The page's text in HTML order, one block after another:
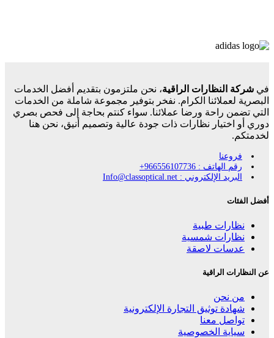
في شركة النظارات الراقية، نحن ملتزمون بتقديم أفضل الخدمات
البصرية لعملائنا الكرام. نفخر بتوفير مجموعة شاملة من الخدمات
التي تضمن راحة ورضا عملائنا. سواء كنتم بحاجة إلى فحص بصري
دوري أو اختيار نظارات ذات جودة عالية وتصميم أنيق، نحن هنا
لخدمتكم.
فروعنا
رقم الهاتف : 966556107736+
البريد الإلكتروني : Info@classoptical.net
أفضل الفئات
نظارات طبية
نظارات شمسية
عدسات لاصقة
عن النظارات الراقية
من نحن
شهادة توثيق التجارة الإلكترونية
تواصل معنا
سياية الخصوصية